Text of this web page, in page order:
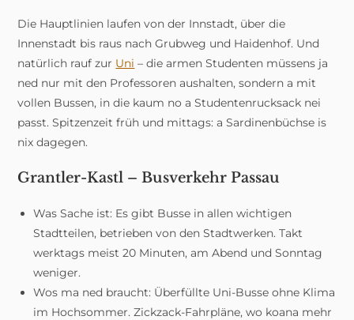
Die Hauptlinien laufen von der Innstadt, über die
Innenstadt bis raus nach Grubweg und Haidenhof. Und
natürlich rauf zur Uni – die armen Studenten müssens ja
ned nur mit den Professoren aushalten, sondern a mit
vollen Bussen, in die kaum no a Studentenrucksack nei
passt. Spitzenzeit früh und mittags: a Sardinenbüchse is
nix dagegen.
Grantler-Kastl – Busverkehr Passau
Was Sache ist: Es gibt Busse in allen wichtigen
Stadtteilen, betrieben von den Stadtwerken. Takt
werktags meist 20 Minuten, am Abend und Sonntag
weniger.
Wos ma ned braucht: Überfüllte Uni-Busse ohne Klima
im Hochsommer. Zickzack-Fahrpläne, wo koana mehr